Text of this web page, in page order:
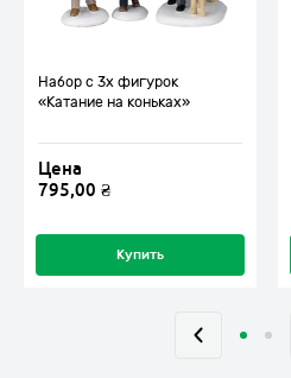
Набор с 3х фигурок
«Катание на коньках»
Цена
795,00 ₴
Купить